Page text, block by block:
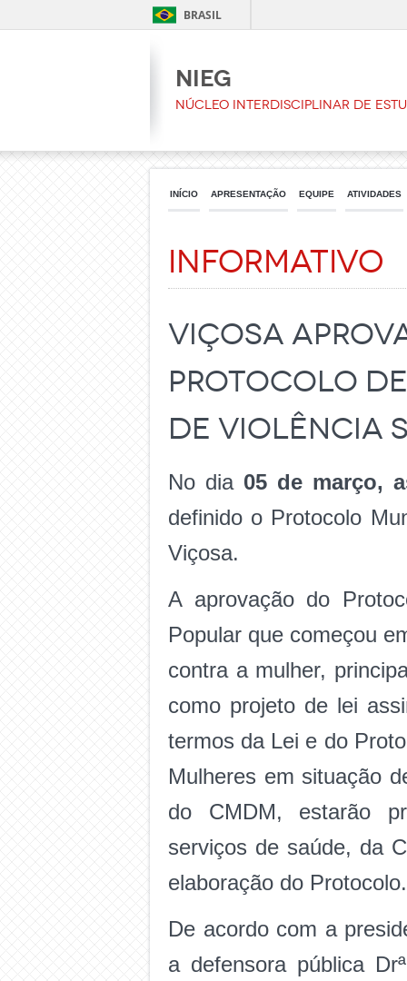
BRASIL
NIEG
Núcleo Interdisciplinar de
INÍCIO APRESENTAÇÃO EQUIPE ATIVIDADES
Informativo
Viçosa
protocolo de
de violência
No dia 05 de março,
definido o Protocolo
Viçosa.
A aprovação do
Popular que começou
contra a mulher,
como projeto de lei
termos da Lei e do
Mulheres em situação
do CMDM, estarão
serviços de saúde, da
elaboração do Protocolo.
De acordo com a
a defensora pública